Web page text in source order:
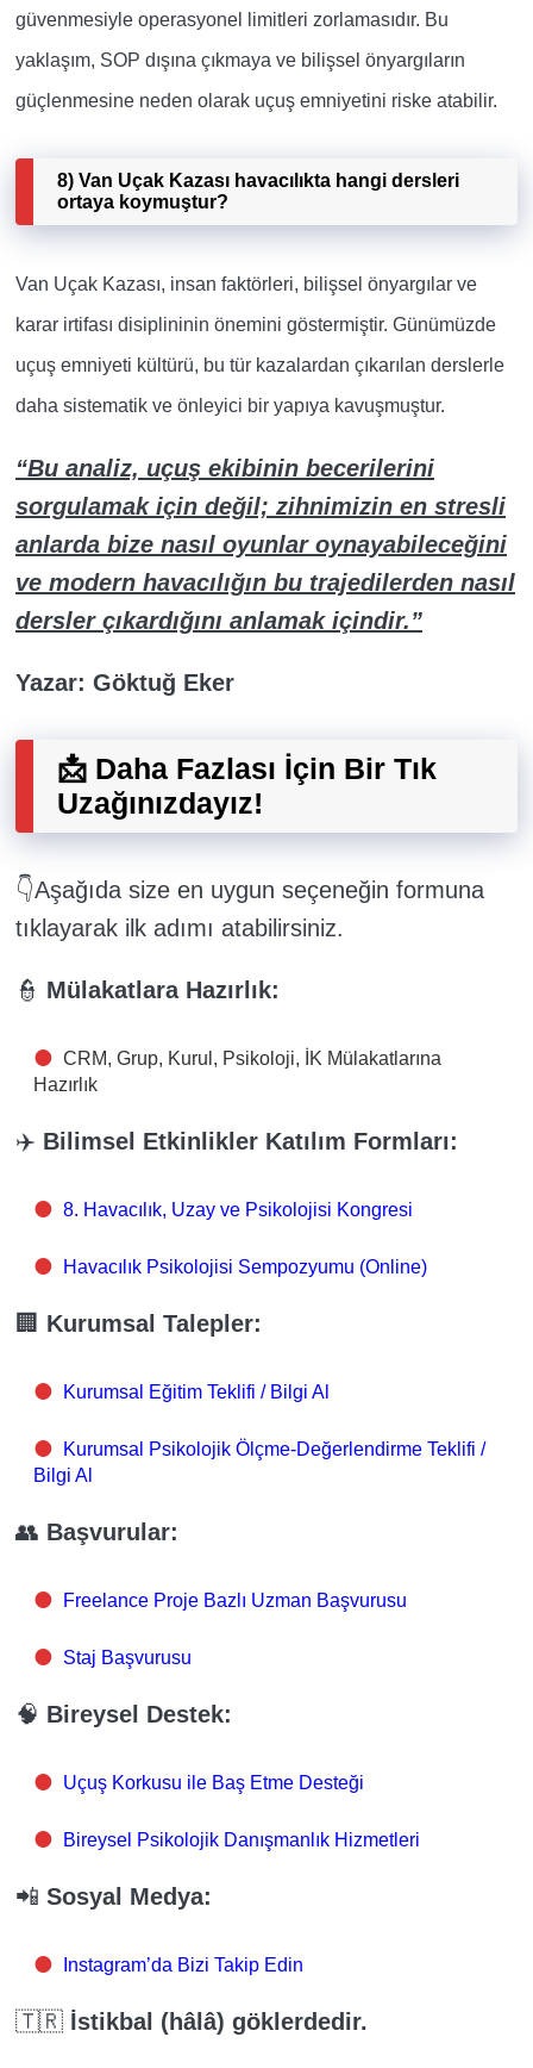
güvenmesiyle operasyonel limitleri zorlamasıdır. Bu
yaklaşım, SOP dışına çıkmaya ve bilişsel önyargıların
güçlenmesine neden olarak uçuş emniyetini riske atabilir.
8) Van Uçak Kazası havacılıkta hangi dersleri
ortaya koymuştur?
Van Uçak Kazası, insan faktörleri, bilişsel önyargılar ve
karar irtifası disiplininin önemini göstermiştir. Günümüzde
uçuş emniyeti kültürü, bu tür kazalardan çıkarılan derslerle
daha sistematik ve önleyici bir yapıya kavuşmuştur.
“Bu analiz, uçuş ekibinin becerilerini
sorgulamak için değil; zihnimizin en stresli
anlarda bize nasıl oyunlar oynayabileceğini
ve modern havacılığın bu trajedilerden nasıl
dersler çıkardığını anlamak içindir.”
Yazar: Göktuğ Eker
📩 Daha Fazlası İçin Bir Tık
Uzağınızdayız!
👇Aşağıda size en uygun seçeneğin formuna
tıklayarak ilk adımı atabilirsiniz.
👮 Mülakatlara Hazırlık:
CRM, Grup, Kurul, Psikoloji, İK Mülakatlarına
Hazırlık
✈️ Bilimsel Etkinlikler Katılım Formları:
8. Havacılık, Uzay ve Psikolojisi Kongresi
Havacılık Psikolojisi Sempozyumu (Online)
🏢 Kurumsal Talepler:
Kurumsal Eğitim Teklifi / Bilgi Al
Kurumsal Psikolojik Ölçme-Değerlendirme Teklifi /
Bilgi Al
👥 Başvurular:
Freelance Proje Bazlı Uzman Başvurusu
Staj Başvurusu
🧠 Bireysel Destek:
Uçuş Korkusu ile Baş Etme Desteği
Bireysel Psikolojik Danışmanlık Hizmetleri
📲 Sosyal Medya:
Instagram’da Bizi Takip Edin
🇹🇷 İstikbal (hâlâ) göklerdedir.